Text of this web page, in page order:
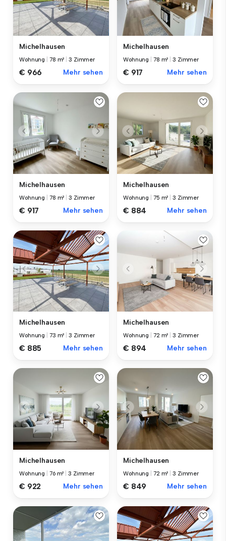
Michelhausen
Wohnung 78 m² |3 Zimmer
€ 966 Mehr sehen
Michelhausen
Wohnung 78 m² |3 Zimmer
€ 917 Mehr sehen
Michelhausen
Wohnung 78 m² |3 Zimmer
€ 917 Mehr sehen
Michelhausen
Wohnung 75 m² |3 Zimmer
€ 884 Mehr sehen
Michelhausen
Wohnung 73 m² |3 Zimmer
€ 885 Mehr sehen
Michelhausen
Wohnung 72 m² |3 Zimmer
€ 894 Mehr sehen
Michelhausen
Wohnung 76 m² |3 Zimmer
€ 922 Mehr sehen
Michelhausen
Wohnung 72 m² |3 Zimmer
€ 849 Mehr sehen